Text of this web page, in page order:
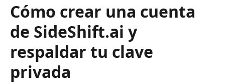
Cómo crear una cuenta
de SideShift.ai y
respaldar tu clave
privada